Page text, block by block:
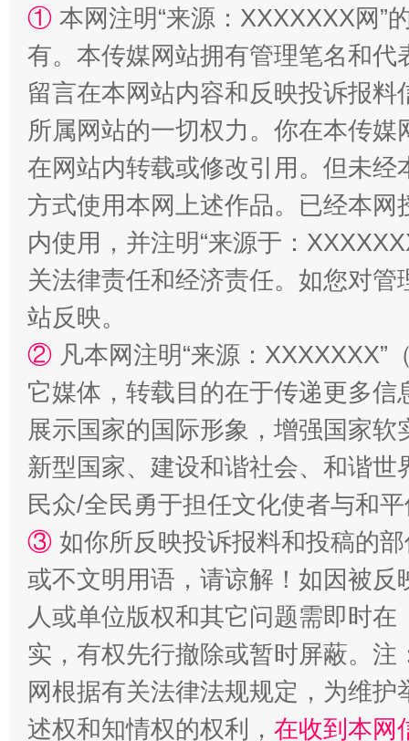
“蜀中异人”王建安的艺术幻境
① 本网注明“来源：XXXXXXX网”
有。本传媒网站拥有管理笔名和
留言在本网站内容和反映投诉报
所属网站的一切权力。你在本传
在网站内转载或修改引用。但未
方式使用本网上述作品。已经本
内使用，并注明“来源于：
关法律责任和经济责任。如您对
站反映。
② 凡本网注明“来源：
它媒体，转载目的在于传递更多
展示国家的国际形象，增强国家
新型国家、建设和谐社会、和谐
民众/全民勇于担任文化使者与和
③ 如你所反映投诉报料和投稿的
或不文明用语，请谅解！如因被
人或单位版权和其它问题需即时在
实，有权先行撤除或暂时屏蔽。
网根据有关法律法规规定，为维
述权和知情权的权利， 在收到本网